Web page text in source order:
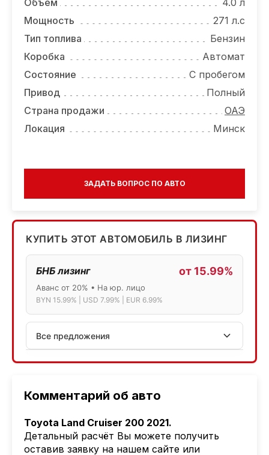
Комментарий об авто
Toyota Land Cruiser 200 2021.
Детальный расчёт Вы можете получить
оставив заявку на нашем сайте или
Объем
4.0 л
Мощность
271 л.с
Тип топлива
Бензин
Коробка
Автомат
Состояние
С пробегом
Привод
Полный
Страна продажи
ОАЭ
Локация
Минск
ЗАДАТЬ ВОПРОС ПО АВТО
КУПИТЬ ЭТОТ АВТОМОБИЛЬ В ЛИЗИНГ
БНБ лизинг от 15.99%
Аванс от 20% • На юр. лицо
BYN 15.99% | USD 7.99% | EUR 6.99%
Все предложения
АСБ лизинг
Лизинг: BYN 17% | USD 7.99% | EUR 6.99%
Также доступен кредит "Проще простого" 18.9%